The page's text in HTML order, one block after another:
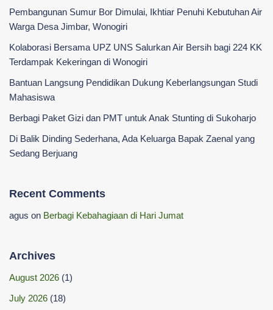
Pembangunan Sumur Bor Dimulai, Ikhtiar Penuhi Kebutuhan Air
Warga Desa Jimbar, Wonogiri
Kolaborasi Bersama UPZ UNS Salurkan Air Bersih bagi 224 KK
Terdampak Kekeringan di Wonogiri
‎Bantuan Langsung Pendidikan Dukung Keberlangsungan Studi
Mahasiswa ‎
Berbagi Paket Gizi dan PMT untuk Anak Stunting di Sukoharjo
Di Balik Dinding Sederhana, Ada Keluarga Bapak Zaenal yang
Sedang Berjuang
Recent Comments
agus on Berbagi Kebahagiaan di Hari Jumat
Archives
August 2026 (1)
July 2026 (18)